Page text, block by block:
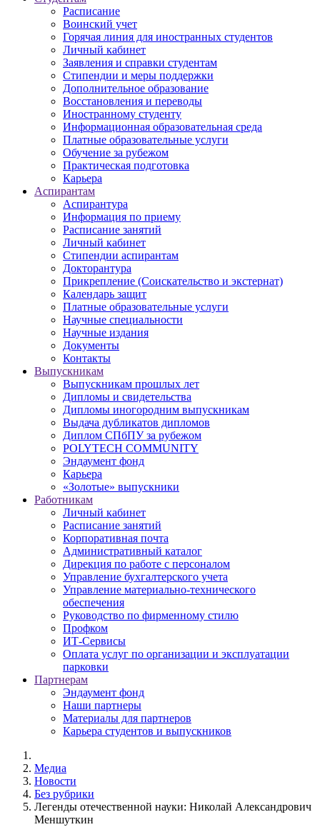
Расписание
Воинский учет
Горячая линия для иностранных студентов
Личный кабинет
Заявления и справки студентам
Стипендии и меры поддержки
Дополнительное образование
Восстановления и переводы
Иностранному студенту
Информационная образовательная среда
Платные образовательные услуги
Обучение за рубежом
Практическая подготовка
Карьера
Аспирантам
Аспирантура
Информация по приему
Расписание занятий
Личный кабинет
Стипендии аспирантам
Докторантура
Прикрепление (Соискательство и экстернат)
Календарь защит
Платные образовательные услуги
Научные специальности
Научные издания
Документы
Контакты
Выпускникам
Выпускникам прошлых лет
Дипломы и свидетельства
Дипломы иногородним выпускникам
Выдача дубликатов дипломов
Диплом СПбПУ за рубежом
POLYTECH COMMUNITY
Эндаумент фонд
Карьера
«Золотые» выпускники
Работникам
Личный кабинет
Расписание занятий
Корпоративная почта
Административный каталог
Дирекция по работе с персоналом
Управление бухгалтерского учета
Управление материально-технического
обеспечения
Руководство по фирменному стилю
Профком
ИТ-Сервисы
Оплата услуг по организации и эксплуатации
парковки
Партнерам
Эндаумент фонд
Наши партнеры
Материалы для партнеров
Карьера студентов и выпускников
Медиа
Новости
Без рубрики
Легенды отечественной науки: Николай Александрович
Меншуткин